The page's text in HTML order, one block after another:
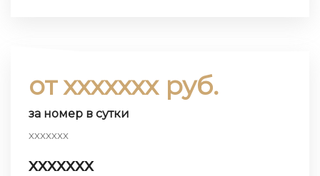
от ххххххх руб.
за номер в сутки
ххххххх
ххххххх